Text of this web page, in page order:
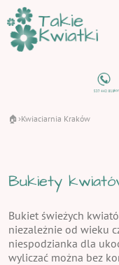
🏠 ›Kwiaciarnia Kraków
Bukiety
Bukiet świeżych
niezależnie od wieku
niespodzianka dla
wyliczać można bez